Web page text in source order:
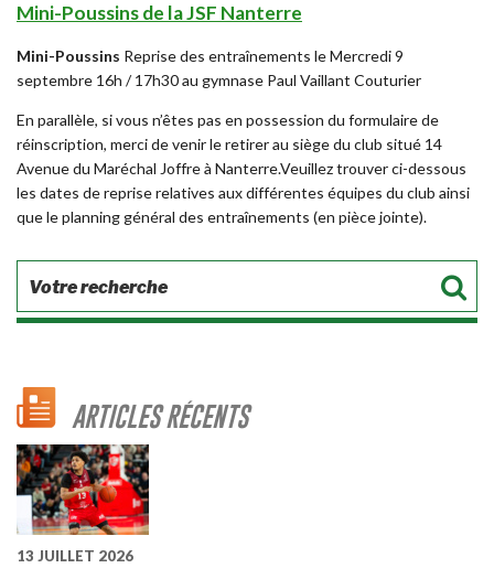
Mini-Poussins de la JSF Nanterre
Mini-Poussins Reprise des entraînements le Mercredi 9
septembre 16h / 17h30 au gymnase Paul Vaillant Couturier
En parallèle, si vous n’êtes pas en possession du formulaire de
réinscription, merci de venir le retirer au siège du club situé 14
Avenue du Maréchal Joffre à Nanterre.Veuillez trouver ci-dessous
les dates de reprise relatives aux différentes équipes du club ainsi
que le planning général des entraînements (en pièce jointe).
ARTICLES RÉCENTS
13 JUILLET 2026